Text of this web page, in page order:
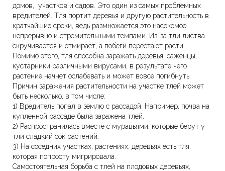
домов, участков и садов. Это один из самых проблемных
вредителей. Тля портит деревья и другую растительность в
кратчайшие сроки, ведь размножается это насекомое
непрерывно и стремительными темпами. Из-за тли листва
скручивается и отмирает, а побеги перестают расти.
Помимо этого, тля способна заражать деревья, саженцы,
кустарники различными вирусами, в результате чего
растение начнет ослабевать и может вовсе погибнуть.
Причин заражения растительности на участке тлей может
быть несколько, в том числе:
1) Вредитель попал в землю с рассадой. Например, почва на
купленной рассаде была заражена тлей.
2) Распространилась вместе с муравьями, которые берут у
тли сладкий сок растений.
3) На соседних участках, растениях, деревьях есть тля,
которая попросту мигрировала.
Самостоятельная борьба с тлей на плодовых деревьях,